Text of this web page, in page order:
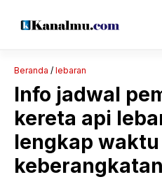
Beranda / lebaran
Info jadwal
kereta api
lengkap waktu
keberangkatan